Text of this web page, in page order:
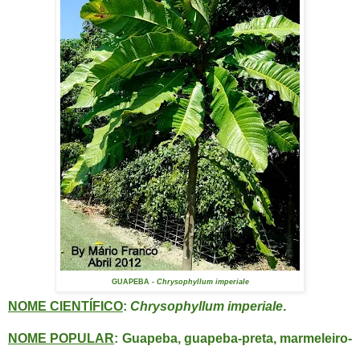
GUAPEBA - Chrysophyllum imperiale
NOME CIENTÍFICO: Chrysophyllum imperiale.
NOME POPULAR: Guapeba, guapeba-preta, marmeleiro-